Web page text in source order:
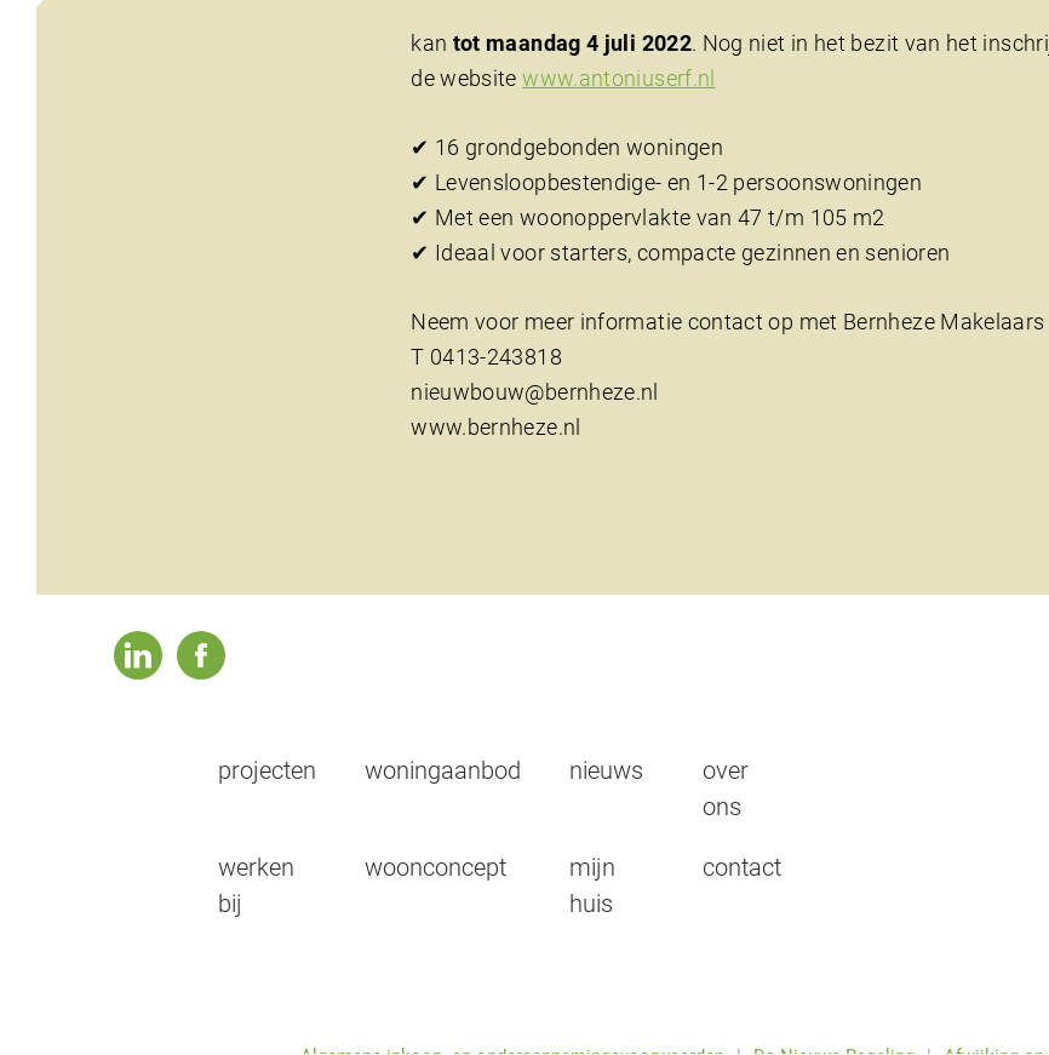
kan tot maandag 4 juli 2022. Nog niet in het bezit van het
de websitewww.antoniuserf.nl
✔ 16 grondgebonden woningen
✔ Levensloopbestendige- en 1-2 persoonswoningen
✔ Met een woonoppervlakte van 47 t/m 105 m2
✔ Ideaal voor starters, compacte gezinnen en senioren
Neem voor meer informatie contact op met Bernheze Makelaars
T 0413-243818
nieuwbouw@bernheze.nl
www.bernheze.nl
linkedinfacebook
projecten woningaanbod nieuws
over
ons
werken
bij
woonconcept
mijn
huis
contact